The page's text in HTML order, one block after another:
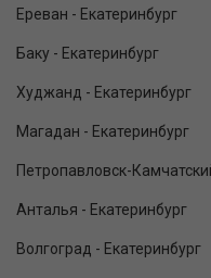
Ереван - Екатеринбург
Баку - Екатеринбург
Худжанд - Екатеринбург
Магадан - Екатеринбург
Петропавловск-
Анталья - Екатеринбург
Волгоград - Екатеринбург